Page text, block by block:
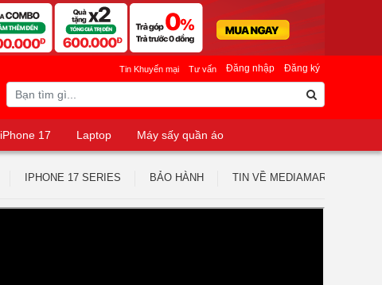
Đăng nhập Đăng ký
Tin Khuyến mại Tư vấn
iPhone 17 Laptop
Máy sấy quần áo
IPHONE 17 SERIES BẢO HÀNH TIN VỀ MEDIAMART